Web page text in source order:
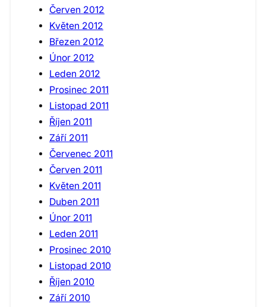
Červen 2012
Květen 2012
Březen 2012
Únor 2012
Leden 2012
Prosinec 2011
Listopad 2011
Říjen 2011
Září 2011
Červenec 2011
Červen 2011
Květen 2011
Duben 2011
Únor 2011
Leden 2011
Prosinec 2010
Listopad 2010
Říjen 2010
Září 2010